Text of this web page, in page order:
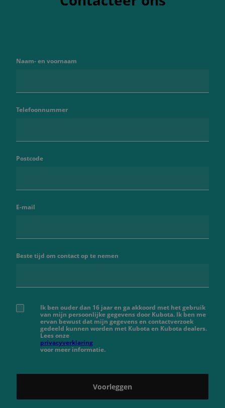
Naam- en voornaam
Telefoonnummer
Postcode
E-mail
Beste tijd om contact op te nemen
Ik ben ouder dan 16 jaar en ga akkoord met het gebruik
van mijn persoonlijke gegevens door Kubota. Ik ben me
ervan bewust dat mijn gegevens en contactverzoek
gedeeld kunnen worden met Kubota en Kubota dealers.
Lees onze
privacyverklaring
voor meer informatie.
Voorleggen